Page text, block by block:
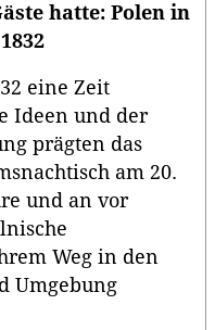
hatte: Polen in
eine Zeit
Ideen und der
prägten das
am 20.
und an vor
Weg in den
Umgebung